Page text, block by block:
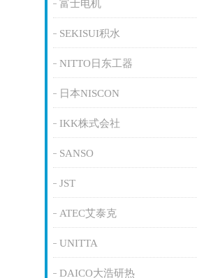
富士电机
SEKISUI积水
NITTO日东工器
日本NISCON
IKK株式会社
SANSO
JST
ATEC艾泰克
UNITTA
DAICO大浩研热